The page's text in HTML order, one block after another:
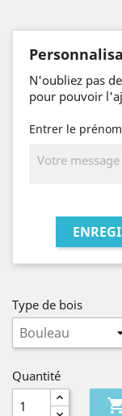
N'oubliez pas
pour pouvoir
Entrer le prénom
Type de bois
Quantité